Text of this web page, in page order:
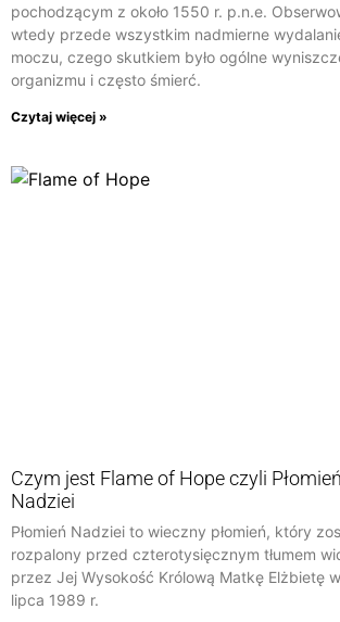
pochodzącym z około 1550 r. p.n.e.
wtedy przede wszystkim nadmierne
moczu, czego skutkiem było ogólne
organizmu i często śmierć.
Czytaj więcej »
Czym jest Flame of Hope czyli Płomień
Nadziei
Płomień Nadziei to wieczny płomień, który
rozpalony przed czterotysięcznym tłumem
przez Jej Wysokość Królową Matkę Elżbietę
lipca 1989 r.